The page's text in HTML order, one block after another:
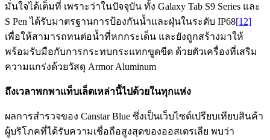
มั่นใจได้เต็มที่ เพราะว่าในปัจจุบัน ทั้ง Galaxy Tab S9 Series และ
S Pen ได้รับมาตรฐานการป้องกันน้ำและฝุ่นในระดับ IP68[12]
เพื่อให้สามารถทนต่อน้ำที่หกกระเด็น และยังถูกสร้างมาให้
พร้อมรับมือกับการกระทบกระแทกขูดขีด ด้วยตัวเครื่องที่เสริม
ความแกร่งด้วยวัสดุ Armor Aluminum
ถึงเวลาพกพาแท็บเล็ตเหล่านี้ไปด้วยในทุกแห่ง
ผลการสำรวจของ Canstar Blue ซึ่งเป็นเว็บไซต์เปรียบเทียบสินค้า
ผู้บริโภคที่ได้รับความเชื่อถือสูงสุดของออสเตรเลีย พบว่า